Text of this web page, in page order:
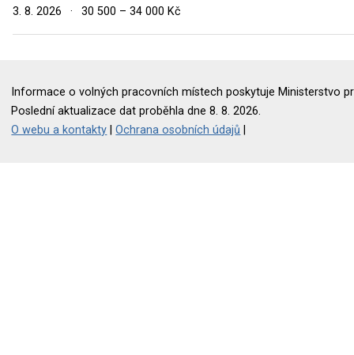
3. 8. 2026
· 30 500 – 34 000 Kč
Informace o volných pracovních místech poskytuje Ministerstvo
Poslední aktualizace dat proběhla dne 8. 8. 2026.
O webu a kontakty |Ochrana osobních údajů